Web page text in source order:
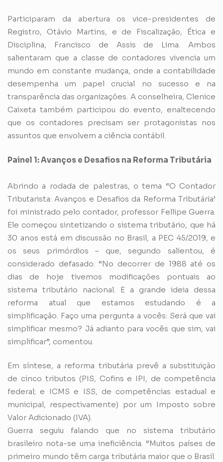
Participaram da abertura os vice-presidentes de
Registro, Otávio Martins, e de Fiscalização, Ética e
Disciplina, Francisco de Assis de Lima. Ambos
salientaram que a classe de contadores vivencia um
mundo em constante mudança, onde a contabilidade
desempenha um papel crucial no sucesso e na
transparência das organizações. A conselheira, Clenice
Caixeta também participou do evento, enaltecendo
que os contadores precisam ser protagonistas nos
assuntos que envolvem a ciência contábil.
Painel 1: Avanços e Desafios na Reforma Tributária
Abrindo a rodada de palestras, o tema “O Contador
Tributarista: Avanços e Desafios da Reforma Tributária’
foi ministrado pelo contador, professor Fellipe Guerra.
Ele começou sintetizando o sistema tributário, que há
30 anos está em discussão no Brasil, a PEC 45/2019, e
os seus primórdios – que, segundo salientou, é
considerado defasado. “No decorrer de 1988 até os
dias de hoje tivemos modificações pontuais ao
sistema tributário nacional. E a grande ideia dessa
reforma atual que estamos estudando é a
simplificação. Faço uma pergunta a vocês: Será que vai
simplificar mesmo? Já adianto para vocês que sim, vai
simplificar”, comentou.
Em síntese, a reforma tributária prevê a substituição
de cinco tributos (PIS, Cofins e IPI, de competência
federal; e ICMS e ISS, de competências estadual e
municipal, respectivamente) por um Imposto sobre
Valor Adicionado (IVA).
Guerra seguiu falando que no sistema tributário
brasileiro nota-se uma ineficiência. “Muitos países de
primeiro mundo têm carga tributária maior que o Brasil.